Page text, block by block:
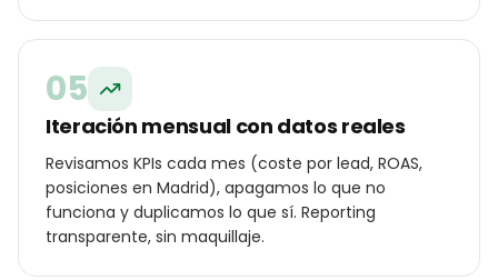
05
Iteración mensual con datos reales
Revisamos KPIs cada mes (coste por lead, ROAS,
posiciones en Madrid), apagamos lo que no
funciona y duplicamos lo que sí. Reporting
transparente, sin maquillaje.